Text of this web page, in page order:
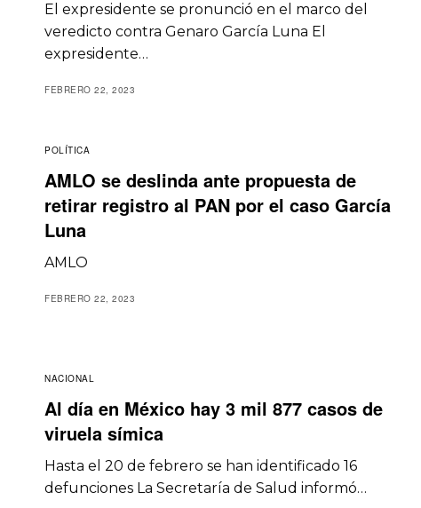
El expresidente se pronunció en el marco del
veredicto contra Genaro García Luna El
expresidente…
FEBRERO 22, 2023
POLÍTICA
AMLO se deslinda ante propuesta de
retirar registro al PAN por el caso García
Luna
AMLO
FEBRERO 22, 2023
NACIONAL
Al día en México hay 3 mil 877 casos de
viruela símica
Hasta el 20 de febrero se han identificado 16
defunciones La Secretaría de Salud informó…